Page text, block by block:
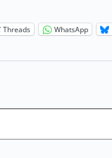
Threads WhatsApp